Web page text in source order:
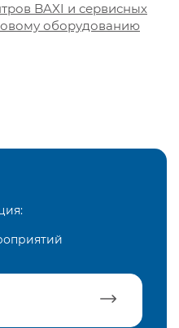
BAXI и сервисных
оборудованию